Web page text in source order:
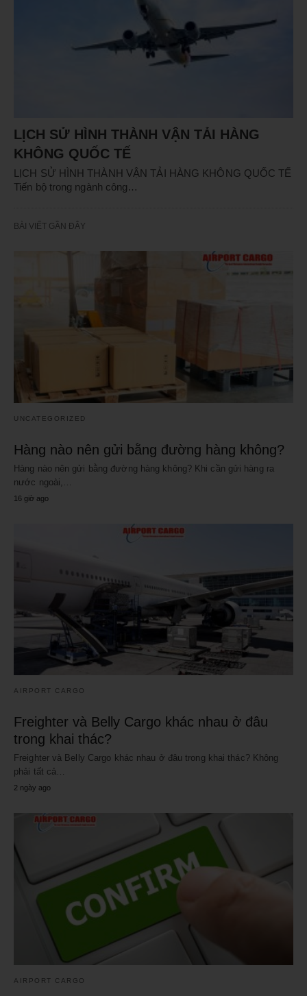
LỊCH SỬ HÌNH THÀNH VẬN TẢI HÀNG
KHÔNG QUỐC TẾ
LỊCH SỬ HÌNH THÀNH VẬN TẢI HÀNG KHÔNG QUỐC TẾ
Tiến bộ trong ngành công…
BÀI VIẾT GẦN ĐÂY
UNCATEGORIZED
Hàng nào nên gửi bằng đường hàng không?
Hàng nào nên gửi bằng đường hàng không? Khi cần gửi hàng ra
nước ngoài,…
16 giờ ago
AIRPORT CARGO
Freighter và Belly Cargo khác nhau ở đâu
trong khai thác?
Freighter và Belly Cargo khác nhau ở đâu trong khai thác? Không
phải tất cả…
2 ngày ago
AIRPORT CARGO